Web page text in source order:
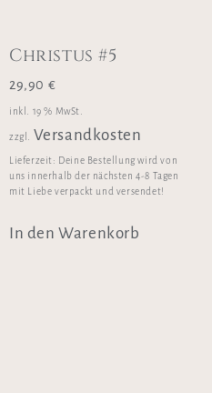
Christus #5
29,90 €
inkl. 19 % MwSt.
zzgl. Versandkosten
Lieferzeit: Deine Bestellung wird von
uns innerhalb der nächsten 4-8 Tagen
mit Liebe verpackt und versendet!
In den Warenkorb